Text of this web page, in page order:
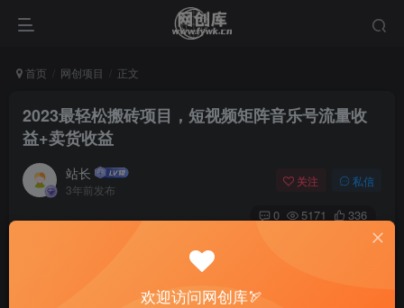
首页 网创项目 正文
2023最轻松搬砖项目，短视频矩阵音乐号流量收
益+卖货收益
站长
3年前发布
关注 私信
0 5171 336
欢迎访问网创库🏹